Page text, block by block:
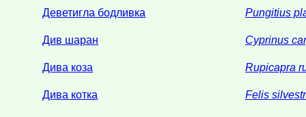
Деветигла бодливка Pungitius
Див шаран Cyprinus
Дива коза Rupicapra
Дива котка Felis